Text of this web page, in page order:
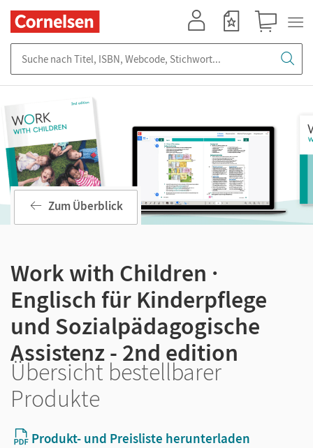
Zum Überblick
Work with Children ·
Englisch für Kinderpflege
und Sozialpädagogische
Assistenz - 2nd edition
Übersicht bestellbarer
Produkte
Produkt- und Preisliste herunterladen